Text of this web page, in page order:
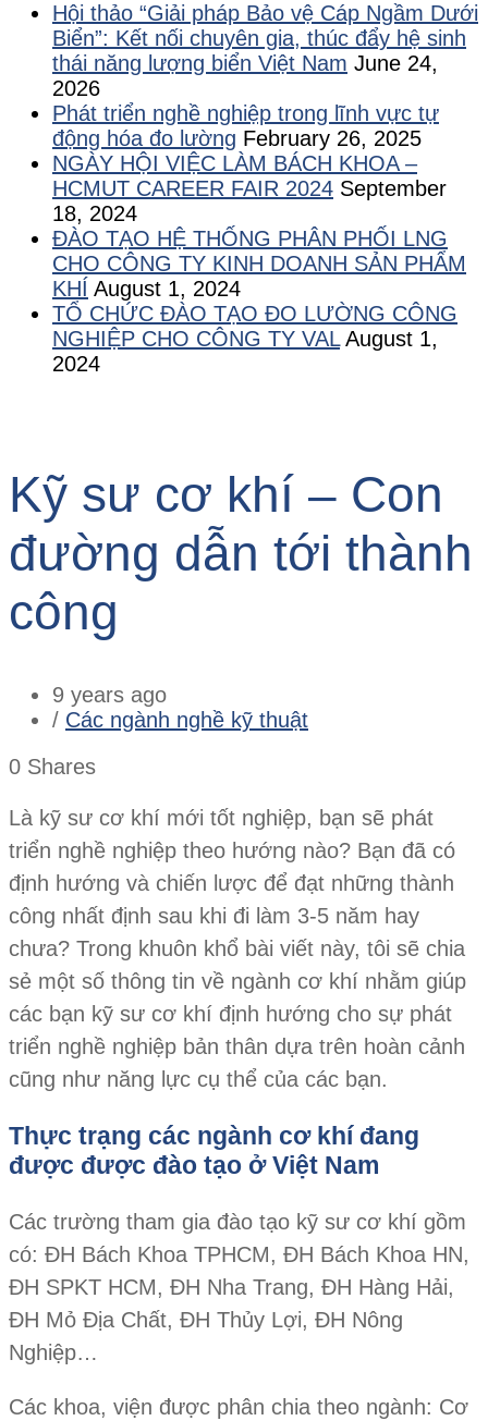
Hội thảo “Giải pháp Bảo vệ Cáp Ngầm Dưới
Biển”: Kết nối chuyên gia, thúc đẩy hệ sinh
thái năng lượng biển Việt Nam June 24,
2026
Phát triển nghề nghiệp trong lĩnh vực tự
động hóa đo lường February 26, 2025
NGÀY HỘI VIỆC LÀM BÁCH KHOA –
HCMUT CAREER FAIR 2024 September
18, 2024
ĐÀO TẠO HỆ THỐNG PHÂN PHỐI LNG
CHO CÔNG TY KINH DOANH SẢN PHẨM
KHÍ August 1, 2024
TỔ CHỨC ĐÀO TẠO ĐO LƯỜNG CÔNG
NGHIỆP CHO CÔNG TY VAL August 1,
2024
Kỹ sư cơ khí – Con
đường dẫn tới thành
công
9 years ago
/ Các ngành nghề kỹ thuật
0 Shares
Là kỹ sư cơ khí mới tốt nghiệp, bạn sẽ phát
triển nghề nghiệp theo hướng nào? Bạn đã có
định hướng và chiến lược để đạt những thành
công nhất định sau khi đi làm 3-5 năm hay
chưa? Trong khuôn khổ bài viết này, tôi sẽ chia
sẻ một số thông tin về ngành cơ khí nhằm giúp
các bạn kỹ sư cơ khí định hướng cho sự phát
triển nghề nghiệp bản thân dựa trên hoàn cảnh
cũng như năng lực cụ thể của các bạn.
Thực trạng các ngành cơ khí đang
được được đào tạo ở Việt Nam
Các trường tham gia đào tạo kỹ sư cơ khí gồm
có: ĐH Bách Khoa TPHCM, ĐH Bách Khoa HN,
ĐH SPKT HCM, ĐH Nha Trang, ĐH Hàng Hải,
ĐH Mỏ Địa Chất, ĐH Thủy Lợi, ĐH Nông
Nghiệp…
Các khoa, viện được phân chia theo ngành: Cơ